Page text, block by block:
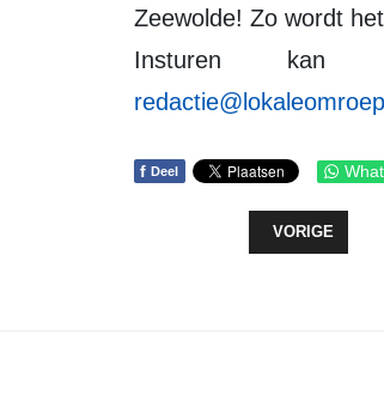
Zeewolde! Zo wordt
Insturen kan
f Deel
VORIG
VORIGE